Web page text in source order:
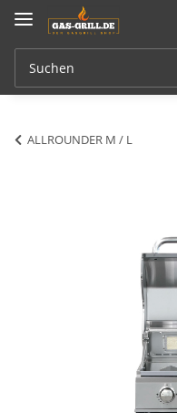
ALLROUNDER M / L